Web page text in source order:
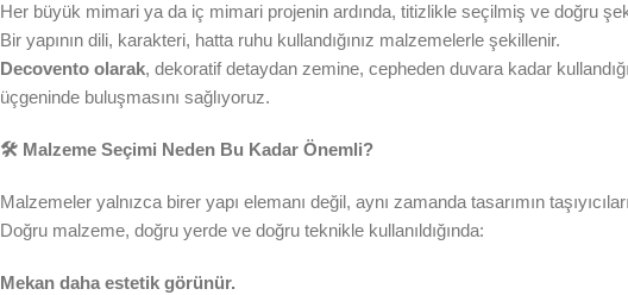
Her büyük mimari ya da iç mimari projenin ardında, titizlikle seçilmiş ve doğru
Bir yapının dili, karakteri, hatta ruhu kullandığınız malzemelerle şekillenir.
Decovento olarak, dekoratif detaydan zemine, cepheden duvara kadar
üçgeninde buluşmasını sağlıyoruz.
🛠️ Malzeme Seçimi Neden Bu Kadar Önemli?
Malzemeler yalnızca birer yapı elemanı değil, aynı zamanda tasarımın
Doğru malzeme, doğru yerde ve doğru teknikle kullanıldığında:
Mekan daha estetik görünür.